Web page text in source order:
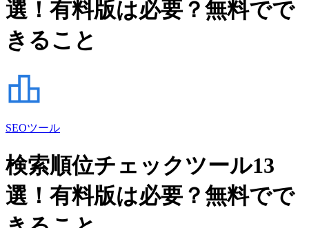
選！有料版は必要？無料でで
きること
SEOツール
検索順位チェックツール13
選！有料版は必要？無料でで